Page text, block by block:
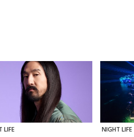
LIFE NIGHT LIFE